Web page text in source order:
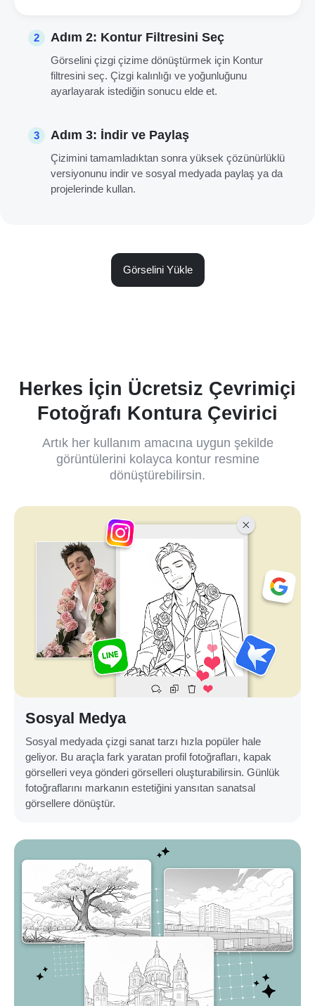
2 Adım 2: Kontur Filtresini Seç
Görselini çizgi çizime dönüştürmek için Kontur
filtresini seç. Çizgi kalınlığı ve yoğunluğunu
ayarlayarak istediğin sonucu elde et.
3 Adım 3: İndir ve Paylaş
Çizimini tamamladıktan sonra yüksek çözünürlüklü
versiyonunu indir ve sosyal medyada paylaş ya da
projelerinde kullan.
Görselini Yükle
Herkes İçin Ücretsiz Çevrimiçi
Fotoğrafı Kontura Çevirici
Artık her kullanım amacına uygun şekilde
görüntülerini kolayca kontur resmine
dönüştürebilirsin.
Sosyal Medya
Sosyal medyada çizgi sanat tarzı hızla popüler hale
geliyor. Bu araçla fark yaratan profil fotoğrafları, kapak
görselleri veya gönderi görselleri oluşturabilirsin. Günlük
fotoğraflarını markanın estetiğini yansıtan sanatsal
görsellere dönüştür.